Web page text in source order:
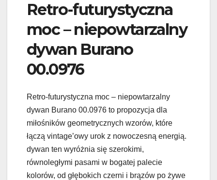
Retro-futurystyczna
moc – niepowtarzalny
dywan Burano
00.0976
Retro-futurystyczna moc – niepowtarzalny
dywan Burano 00.0976 to propozycja dla
miłośników geometrycznych wzorów, które
łączą vintage’owy urok z nowoczesną energią.
dywan ten wyróżnia się szerokimi,
równoległymi pasami w bogatej palecie
kolorów, od głębokich czerni i brązów po żywe